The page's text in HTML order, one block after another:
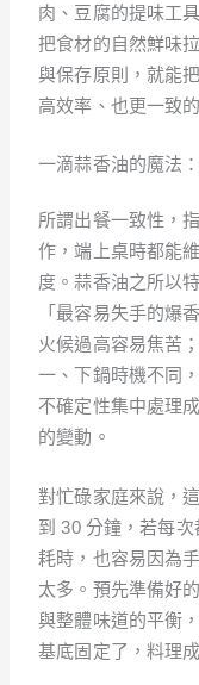
肉、豆腐的提味工
把食材的自然鮮味
與保存原則，就能
高效率、也更一致
一滴蒜香油的魔法
所謂出餐一致性，
作，端上桌時都能
度。蒜香油之所以
「最容易失手的爆
火候過高容易焦苦
一、下鍋時機不同
不確定性集中處理
的變動。
對忙碌家庭來說，
到 30 分鐘，若每
耗時，也容易因為
太多。預先準備好
與整體味道的平衡
基底固定了，料理